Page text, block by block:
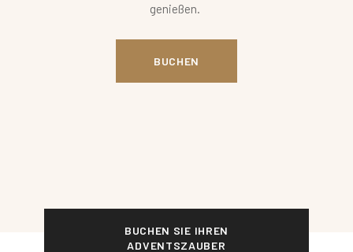
genießen.
BUCHEN
BUCHEN SIE IHREN
ADVENTSZAUBER